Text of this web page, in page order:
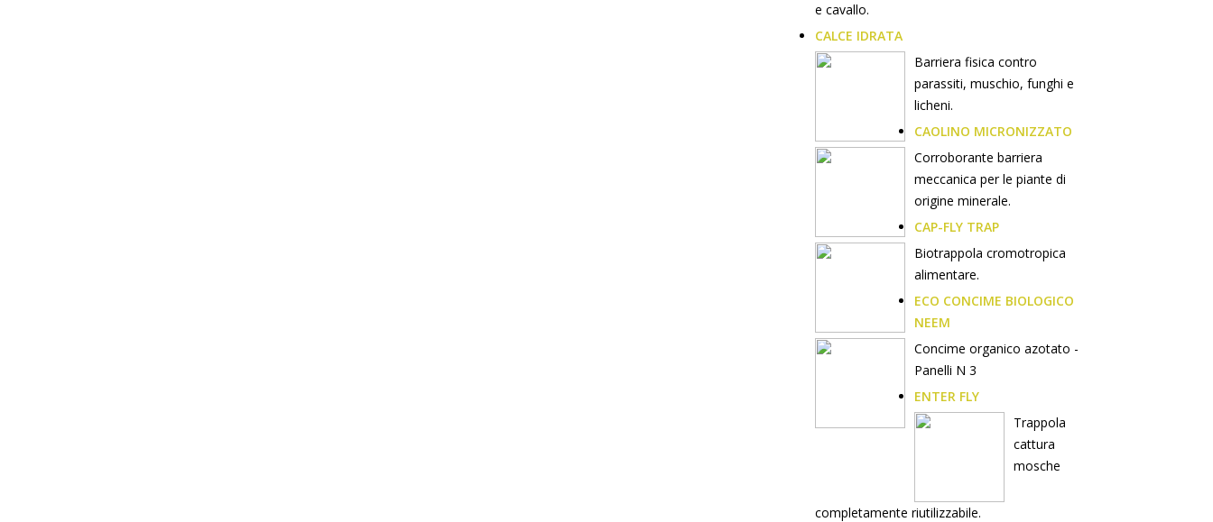
e cavallo.
CALCE IDRATA
Barriera fisica contro
parassiti, muschio, funghi e
licheni.
CAOLINO MICRONIZZATO
Corroborante barriera
meccanica per le piante di
origine minerale.
CAP-FLY TRAP
Biotrappola cromotropica
alimentare.
ECO CONCIME BIOLOGICO
NEEM
Concime organico azotato -
Panelli N 3
ENTER FLY
Trappola
cattura
mosche
completamente riutilizzabile.